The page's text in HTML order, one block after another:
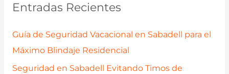
p
o
r
Entradas Recientes
Guía de Seguridad Vacacional en Sabadell para el
Máximo Blindaje Residencial
Seguridad en Sabadell Evitando Timos de